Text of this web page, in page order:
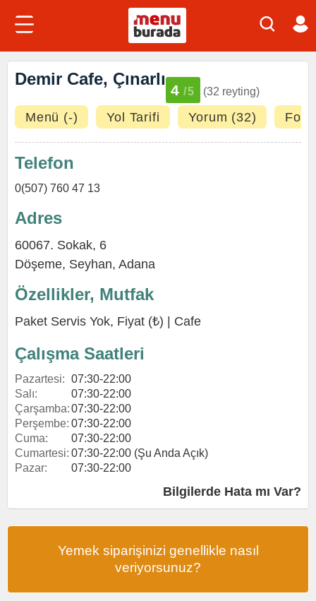
Demir Cafe, Çınarlı
4 /5 (32 reyting)
Menü (-) Yol Tarifi Yorum (32)
Telefon
0(507) 760 47 13
Adres
60067. Sokak, 6
Döşeme, Seyhan, Adana
Özellikler, Mutfak
Paket Servis Yok, Fiyat (₺) | Cafe
Çalışma Saatleri
Pazartesi: 07:30-22:00
Salı:
07:30-22:00
Çarşamba:07:30-22:00
Perşembe: 07:30-22:00
Cuma:
07:30-22:00
Cumartesi: 07:30-22:00 (Şu Anda Açık)
Pazar:
07:30-22:00
Bilgilerde Hata mı Var?
Yemek siparişinizi genellikle nasıl
veriyorsunuz?